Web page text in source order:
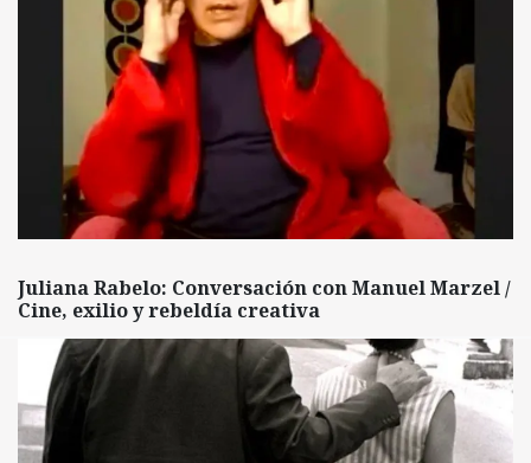
Juliana Rabelo: Conversación con Manuel Marzel /
Cine, exilio y rebeldía creativa